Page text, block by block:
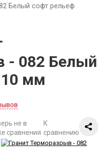
Белый софт рельеф
- 082 Белый
мм
К
сравнению